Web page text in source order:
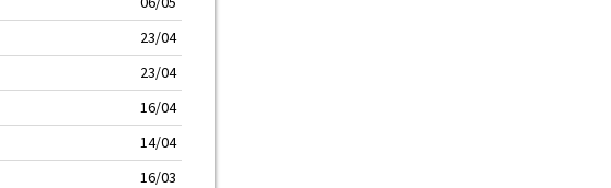
23/04
23/04
16/04
14/04
16/03